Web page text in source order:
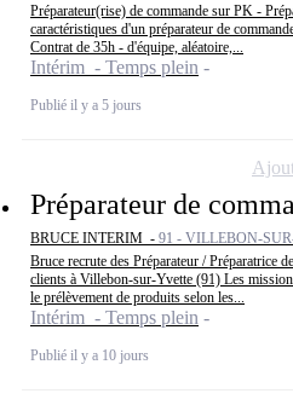
Préparateur(rise) de commande sur PK -
caractéristiques d'un préparateur de
Contrat de 35h - d'équipe, aléatoire,...
Intérim - Temps plein
Publié il y a 5 jours
Préparateur de
BRUCE INTERIM - 91 - VILLEBON-
Bruce recrute des Préparateur / Préparatrice
clients à Villebon-sur-Yvette (91) Les
le prélèvement de produits selon les...
Intérim - Temps plein
Publié il y a 10 jours